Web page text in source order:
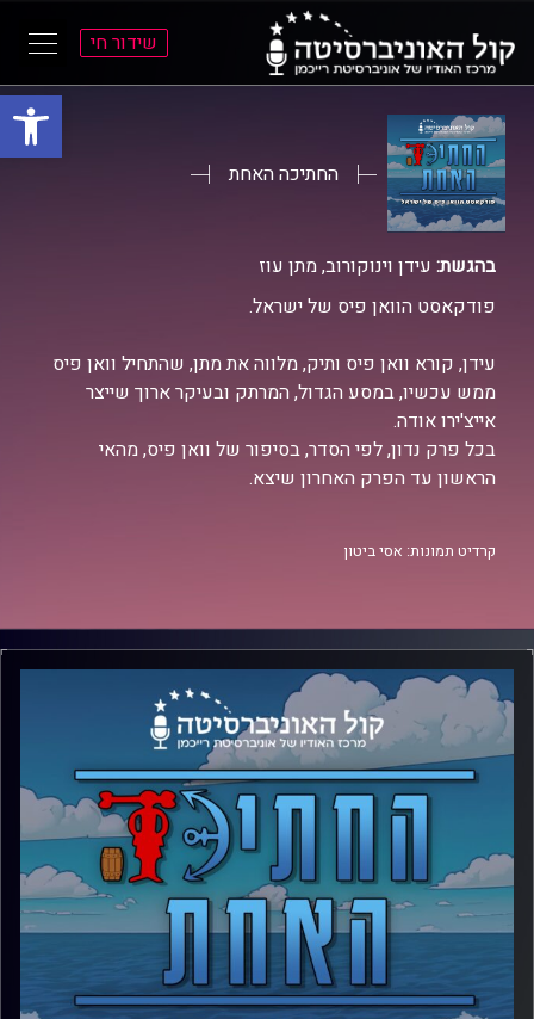
פתח
התפריט
הראשי
התוכן
הראשי
שידור חי
החתיכה האחת
בהגשת: עידן וינוקורוב, מתן עוז
פודקאסט הוואן פיס של ישראל.
עידן, קורא וואן פיס ותיק, מלווה את מתן, שהתחיל וואן פיס
ממש עכשיו, במסע הגדול, המרתק ובעיקר ארוך שייצר
אייצ'ירו אודה.
בכל פרק נדון, לפי הסדר, בסיפור של וואן פיס, מהאי
הראשון עד הפרק האחרון שיצא.
קרדיט תמונות: אסי ביטון